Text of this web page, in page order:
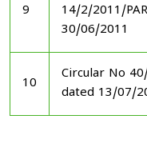
9
14/2/2011/
30/06/2011
10
Circular No
dated 13/07/